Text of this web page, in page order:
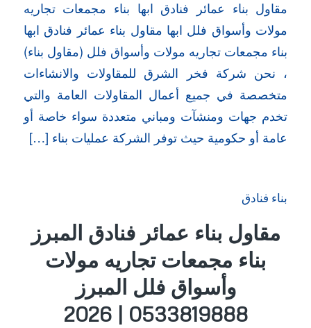
مقاول بناء عمائر فنادق ابها بناء مجمعات تجاريه
مولات وأسواق فلل ابها مقاول بناء عمائر فنادق ابها
بناء مجمعات تجاريه مولات وأسواق فلل (مقاول بناء)
، نحن شركة فخر الشرق للمقاولات والانشاءات
متخصصة في جميع أعمال المقاولات العامة والتي
تخدم جهات ومنشآت ومباني متعددة سواء خاصة أو
عامة أو حكومية حيث توفر الشركة عمليات بناء […]
بناء فنادق
مقاول بناء عمائر فنادق المبرز
بناء مجمعات تجاريه مولات
وأسواق فلل المبرز
0533819888 | 2026